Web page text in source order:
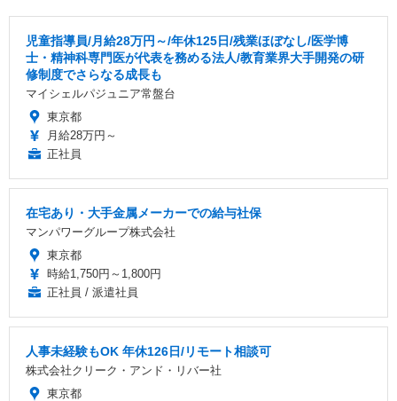
児童指導員/月給28万円～/年休125日/残業ほぼなし/医学博
士・精神科専門医が代表を務める法人/教育業界大手開発の研
修制度でさらなる成長も
マイシェルパジュニア常盤台
東京都
月給28万円～
正社員
在宅あり・大手金属メーカーでの給与社保
マンパワーグループ株式会社
東京都
時給1,750円～1,800円
正社員 / 派遣社員
人事未経験もOK 年休126日/リモート相談可
株式会社クリーク・アンド・リバー社
東京都